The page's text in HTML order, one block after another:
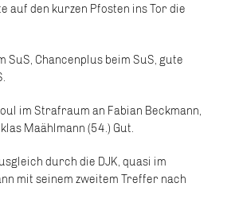
auf den kurzen Pfosten ins Tor die
SuS, Chancenplus beim SuS, gute
im Strafraum an Fabian Beckmann,
Maählmann (54.) Gut.
durch die DJK, quasi im
mit seinem zweitem Treffer nach